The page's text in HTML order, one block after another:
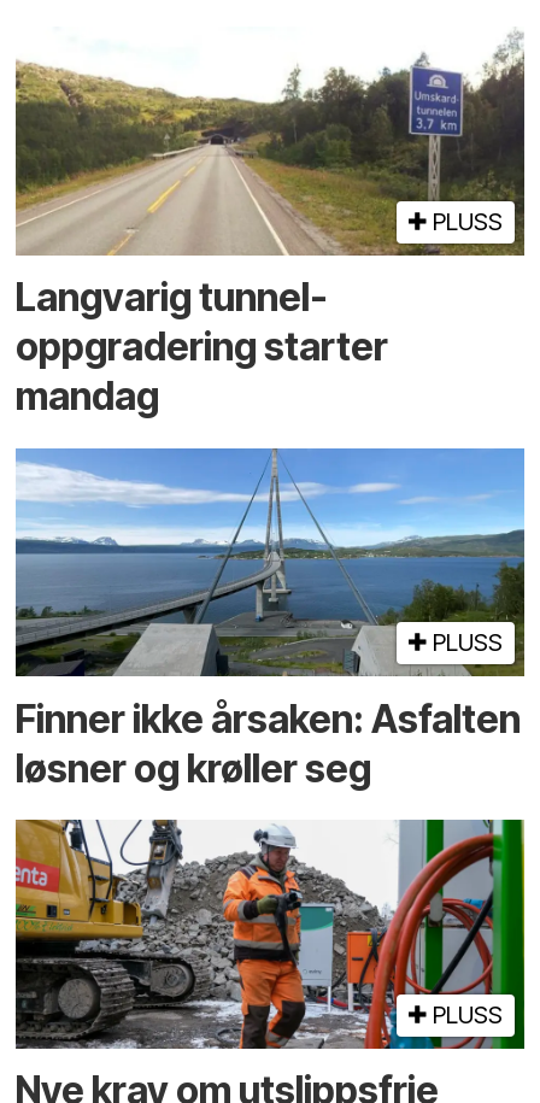
PLUSS
Langvarig tunnel­
oppgradering starter
mandag
PLUSS
Finner ikke årsaken: Asfalten
løsner og krøller seg
PLUSS
Nye krav om utslippsfrie